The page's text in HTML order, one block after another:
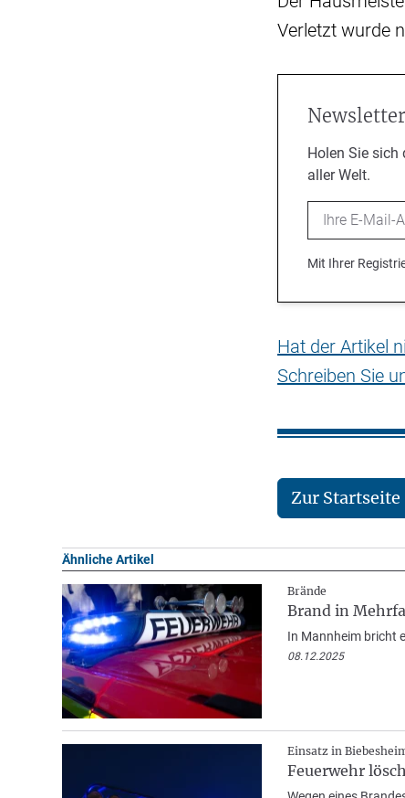
Verletzt wurde
Newsletter
Holen Sie sich
aller Welt.
Email
Mit Ihrer
Hat der Artikel
Schreiben Sie
Zur Startseite
Ähnliche Artikel
Brände
Brand in
In Mannheim bricht
08.12.2025
Einsatz in
Feuerwehr